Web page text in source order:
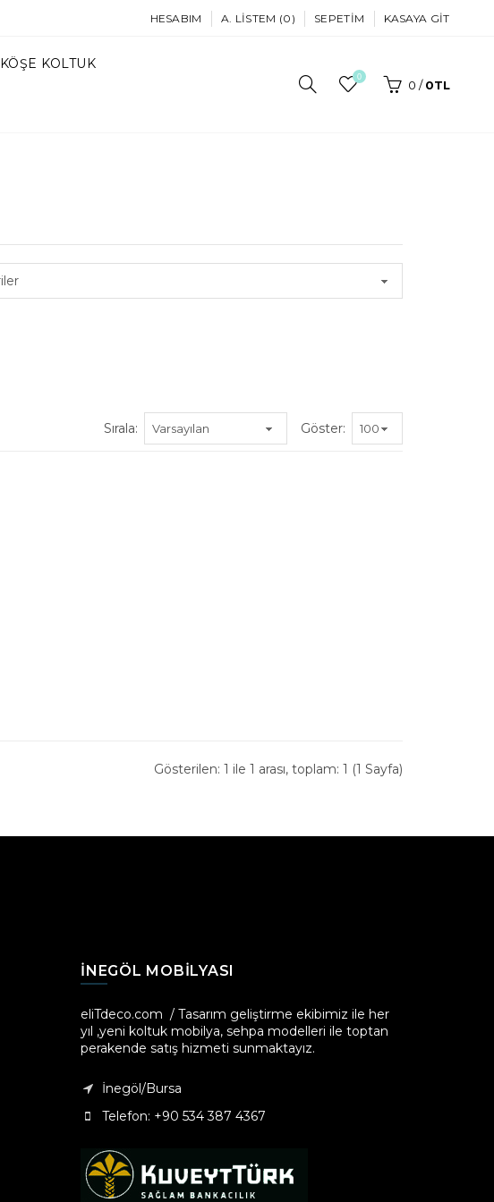
HESABIM A. LISTEM (0) SEPETIM KASAYA GIT
KÖŞE KOLTUK
0
0 / 0TL
Sırala: Göster:
Gösterilen: 1 ile 1 arası, toplam: 1 (1 Sayfa)
INEGÖL MOBILYASI
eliTdeco.com / Tasarım geliştirme ekibimiz ile her
yıl ,yeni koltuk mobilya, sehpa modelleri ile toptan
perakende satış hizmeti sunmaktayız.
İnegöl/Bursa
Telefon: +90 534 387 4367